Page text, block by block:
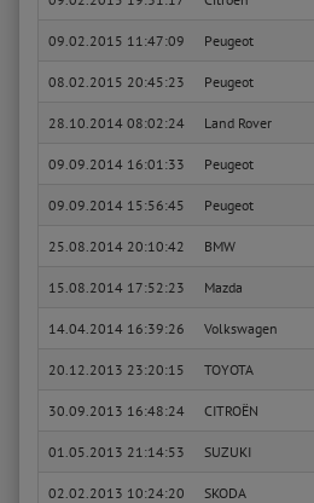
09.02.2015 11:47:09 Peugeot
08.02.2015 20:45:23 Peugeot
28.10.2014 08:02:24 Land Rover
09.09.2014 16:01:33 Peugeot
09.09.2014 15:56:45 Peugeot
25.08.2014 20:10:42 BMW
15.08.2014 17:52:23 Mazda
14.04.2014 16:39:26 Volkswagen
20.12.2013 23:20:15 TOYOTA
30.09.2013 16:48:24 CITROËN
01.05.2013 21:14:53 SUZUKI
02.02.2013 10:24:20 SKODA